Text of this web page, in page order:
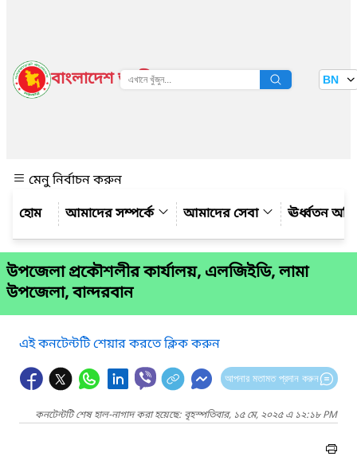
বাংলাদেশ জাতীয় তথ্য বাতায়ন BN
মেনু নির্বাচন করুন
আমাদের সম্পর্কে
আমাদের সেবা ঊর্ধ্বতন
উপজেলা প্রকৌশলীর কার্যালয়, এলজিইডি, লামা
উপজেলা, বান্দরবান
এই কনটেন্টটি শেয়ার করতে ক্লিক করুন
আপনার মতামত প্রদান করুন
কনটেন্টটি শেষ হাল-নাগাদ করা হয়েছে: বৃহস্পতিবার, ১৫ মে, ২০২৫ এ ১২:১৮ PM